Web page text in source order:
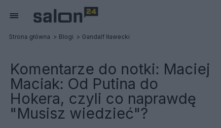
Strona główna Blogi Gandalf Iławecki
Komentarze do notki: Maciej
Maciak: Od Putina do
Hokera, czyli co naprawdę
"Musisz wiedzieć"?